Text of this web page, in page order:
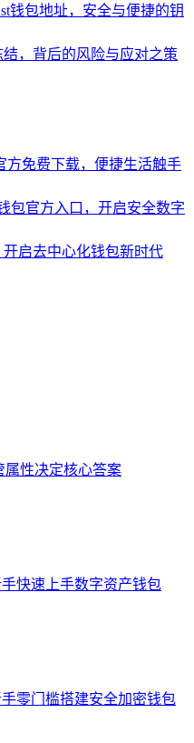
钱包地址，安全与便捷的钥
结，背后的风险与应对之策
方免费下载，便捷生活触手
包官方入口，开启安全数字
开启去中心化钱包新时代
属性决定核心答案
快速上手数字资产钱包
零门槛搭建安全加密钱包